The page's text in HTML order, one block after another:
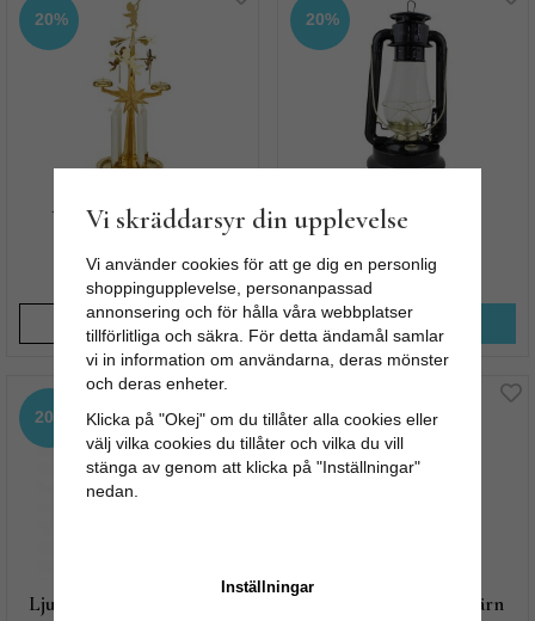
20%
Änglaspel Mässing,
Inklusive ljus
231 kr
BEVAKA
20%
Stormlykta, Svart
399 kr 499 kr
KÖP NU
20%
Ljusstake Frank Gjutjärn,
20%
Ljusstake Frank Gjutjärn
Vi skräddarsyr din upplevelse
Vi använder cookies för att ge dig en personlig
shoppingupplevelse, personanpassad
annonsering och för hålla våra webbplatser
tillförlitliga och säkra. För detta ändamål samlar
vi in information om användarna, deras mönster
och deras enheter.
Klicka på "Okej" om du tillåter alla cookies eller
välj vilka cookies du tillåter och vilka du vill
stänga av genom att klicka på "Inställningar"
nedan.
Inställningar